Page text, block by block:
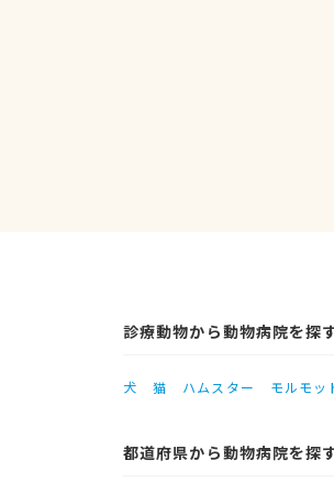
診療動物から動物病院を探
犬 猫 ハムスター モルモッ
都道府県から動物病院を探